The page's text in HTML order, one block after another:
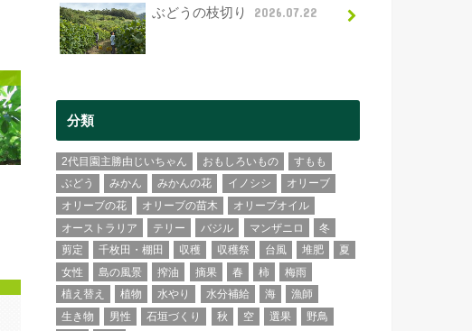
ぶどうの枝切り 2026.07.22
分類
2代目園主勝由じいちゃん おもしろいもの
すもも
ぶどう
みかん みかんの花 イノシシ
オリーブ
オリーブの花
オリーブの苗木
オリーブオイル
オーストラリア
テリー バジル マンザニロ
冬
剪定
千枚田・棚田 収穫 収穫祭 台風 堆肥
夏
女性
島の風景 搾油 摘果 春 柿
梅雨
植え替え
植物 水やり 水分補給 海
漁師
生き物
男性 石垣づくり 秋 空 選果
野鳥